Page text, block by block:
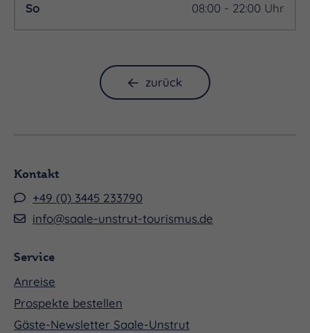
So
08:00 - 22:00 Uhr
zurück
Kontakt
+49 (0) 3445 233790
info@saale-unstrut-tourismus.de
Service
Anreise
Prospekte bestellen
Gäste-Newsletter Saale-Unstrut